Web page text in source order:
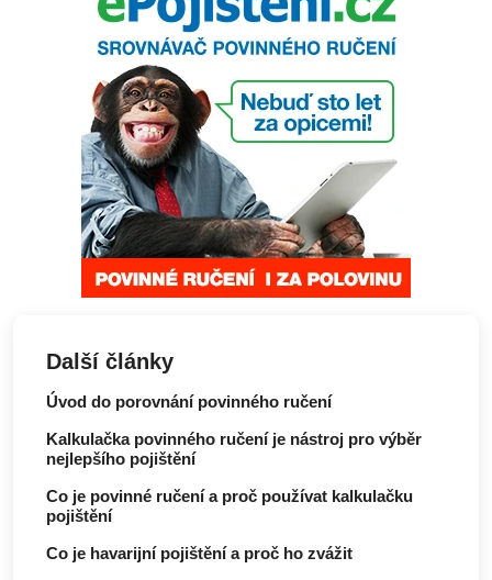
Další články
Úvod do porovnání povinného ručení
Kalkulačka povinného ručení je nástroj pro výběr
nejlepšího pojištění
Co je povinné ručení a proč používat kalkulačku
pojištění
Co je havarijní pojištění a proč ho zvážit